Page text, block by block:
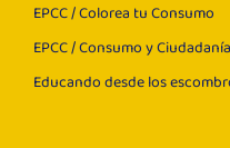
EPCC / Colorea tu Consumo
EPCC / Consumo y Ciudadanía
Educando desde los